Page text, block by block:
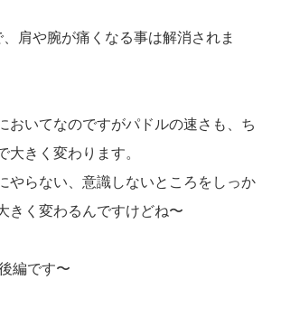
肩や腕が痛くなる事は解消されま
おいてなのですがパドルの速さも、ち
大きく変わります。
やらない、意識しないところをしっか
きく変わるんですけどね〜
編です〜